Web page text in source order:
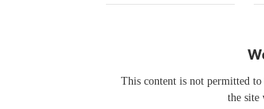
This content is not permitted to
the site